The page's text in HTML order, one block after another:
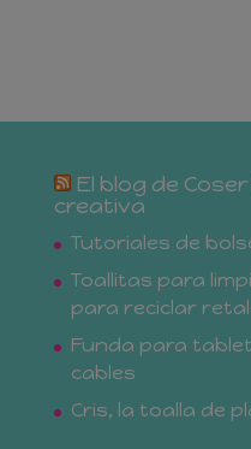
El blog de
creativa
Tutoriales de
Toallitas para
para reciclar
Funda para
cables
Cris, la toalla de